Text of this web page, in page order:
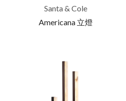
Santa & Cole
Americana 立燈